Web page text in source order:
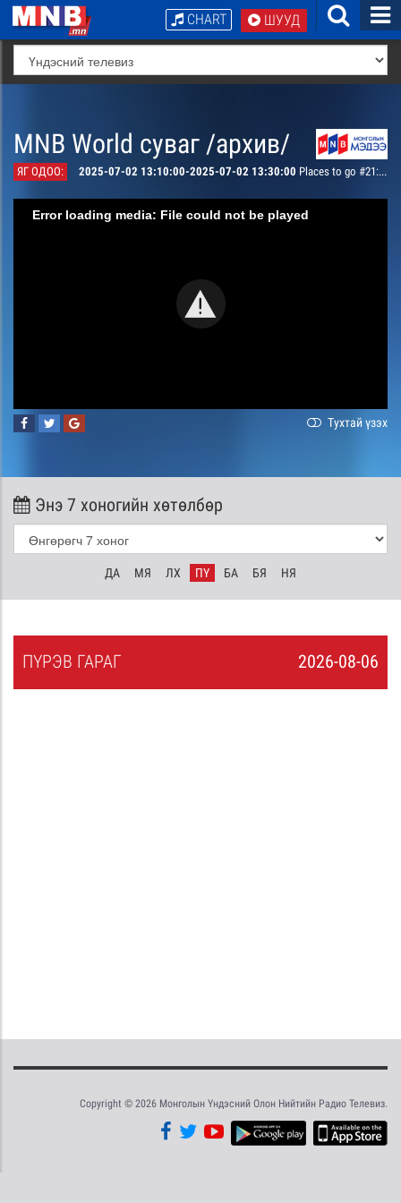
ШУУД
CHART
MNB World суваг /архив/
ЯГ ОДОО: 2025-07-02 13:10:00-2025-07-02 13:30:00 Places to go #21: Peace avenue
Error loading media: File could not be played
Тухтай үзэх
Энэ 7 хоногийн хөтөлбөр
ДА МЯ ЛХ ПҮ БА БЯ НЯ
2026-08-06
ПҮРЭВ ГАРАГ
Copyright © 2026 Монголын Үндэсний Олон Нийтийн Радио Телевиз.